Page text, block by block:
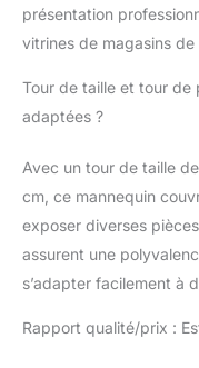
présentation
vitrines de magasins de
Tour de taille et tour de
adaptées ?
Avec un tour de taille
cm, ce mannequin
exposer diverses
assurent une
s’adapter facilement à
Rapport qualité/prix :